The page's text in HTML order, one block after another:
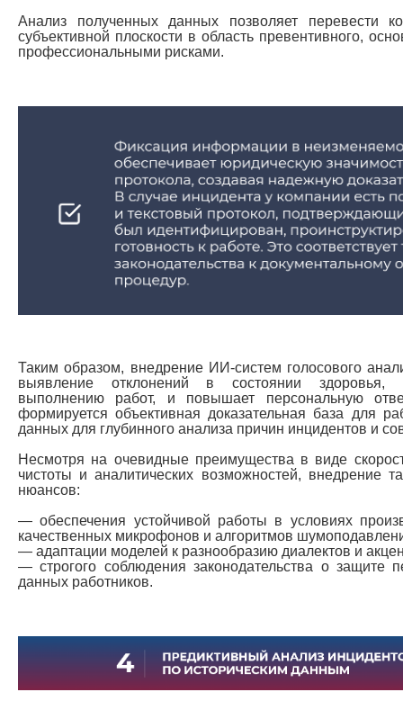
Анализ полученных данных позволяет перевести
субъективной плоскости в область превентивного,
профессиональными рисками.
Таким образом, внедрение ИИ-систем голосового
выявление отклонений в состоянии здоровья,
выполнению работ, и повышает персональную
формируется объективная доказательная база для
данных для глубинного анализа причин инцидентов и
Несмотря на очевидные преимущества в виде
чистоты и аналитических возможностей, внедрение
нюансов:
— обеспечения устойчивой работы в условиях
качественных микрофонов и алгоритмов
— адаптации моделей к разнообразию диалектов и
— строгого соблюдения законодательства о защите
данных работников.